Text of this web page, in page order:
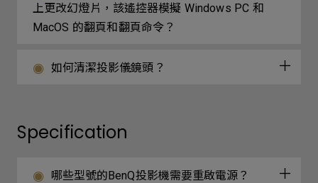
上更改幻燈片，該遙控器模擬 Windows PC 和
MacOS 的翻頁和翻頁命令？
如何清潔投影儀鏡頭？
Specification
哪些型號的BenQ投影機需要重啟電源？